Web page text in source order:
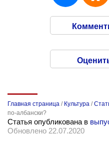
Главная страница / Культура /
по-албански?
Статья опубликована в
Обновлено 22.07.2020